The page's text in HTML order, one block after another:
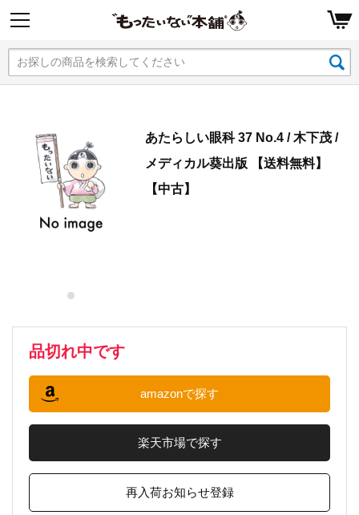
あたらしい眼科 37 No.4 / 木下茂 /
メディカル葵出版 【送料無料】
【中古】
品切れ中です
amazonで探す
楽天市場で探す
再入荷お知らせ登録